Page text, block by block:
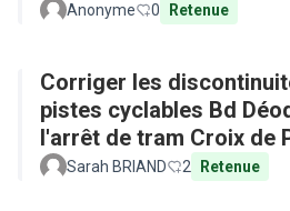
Anonyme 0 Retenue
Corriger les
pistes cyclables Bd
l'arrêt de tram Croix de
Sarah BRIAND 2 Retenue